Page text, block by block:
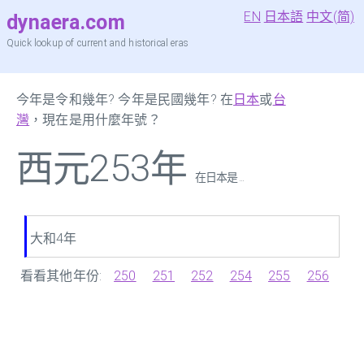
dynaera.com
Quick lookup of current and historical eras
EN 日本語 中文(简)
今年是令和幾年? 今年是民國幾年? 在 日本或台
灣 ，現在是用什麼年號？
西元253年 在日本是 ...
大和4年
看看其他年份: 250 251 252 254 255 256